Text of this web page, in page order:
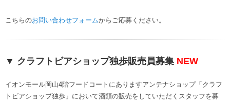
こちらのお問い合わせフォームからご応募ください。
▼ クラフトビアショップ独歩販売員募集 NEW
イオンモール岡山4階フードコートにありますアンテナショップ「クラフ
トビアショップ独歩」において酒類の販売をしていただくスタッフを募